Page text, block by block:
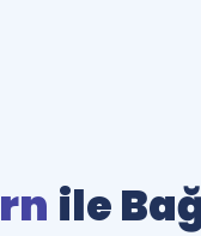
ile